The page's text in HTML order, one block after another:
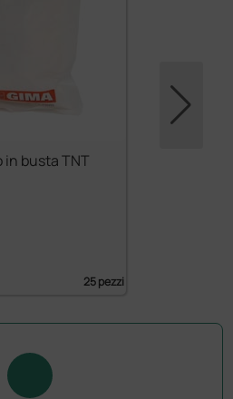
busta TNT
25 pezzi